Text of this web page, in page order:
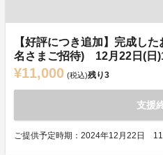
【好評につき追加】完成し
名さまご招待) 12月22日(日
¥11,000 (税込)残り3
支援
ご提供予定時期：2024年12月22日 11